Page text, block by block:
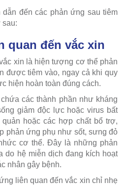
đến các phản ứng sau tiêm
sau:
quan đến vắc xin
xin là hiện tượng cơ thể phản
được tiêm vào, ngay cả khi quy
hiện hoàn toàn đúng cách.
các thành phần như kháng
giảm độc lực hoặc virus bất
hoặc các hợp chất bổ trợ,
phản ứng phụ như sốt, sưng đỏ
cơ thể. Đây là những phản
do hệ miễn dịch đang kích hoạt
nhân gây bệnh.
liên quan đến vắc xin chỉ nhẹ